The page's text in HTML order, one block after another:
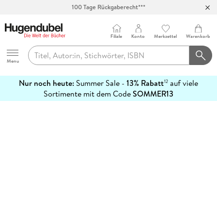
100 Tage Rückgaberecht***
Hugendubel
Menu
Filiale Konto Merkzettel Warenkorb
Nur noch heute: Summer Sale - 13% Rabatt12 auf viele
Sortimente mit dem CodeSOMMER13
erfahren